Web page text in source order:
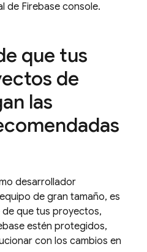
de Firebase console.
que tus
de
las
desarrollador
de gran tamaño, es
que tus proyectos,
estén protegidos,
con los cambios en